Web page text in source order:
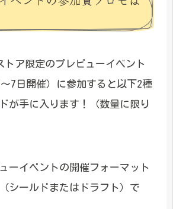
トア限定のプレビューイベント
～7日開催）に参加すると以下2種
が手に入ります！（数量に限り
ーイベントの開催フォーマット
シールドまたはドラフト）で